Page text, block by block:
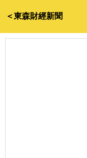
＜東森財經新聞